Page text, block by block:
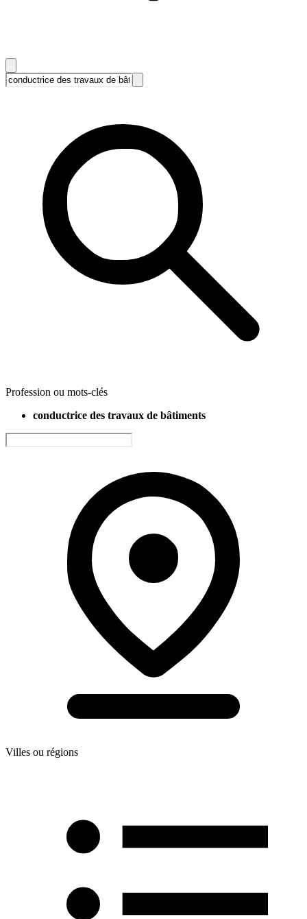
Profession ou mots-clés
conductrice des travaux de bâtiments
Villes ou régions